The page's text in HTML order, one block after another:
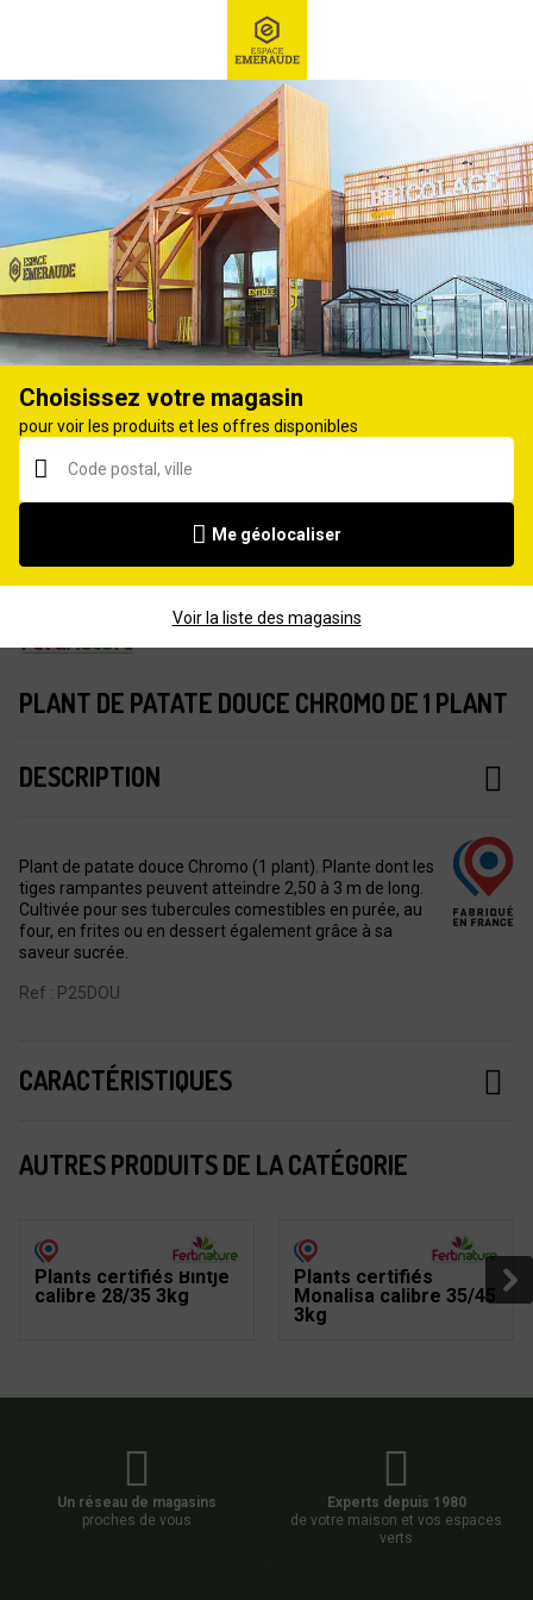
Ex : Robot tondeuse, ...
Pommes de terre
PLANT DE PATATE DOUCE CHROMO DE 1 PLANT
DESCRIPTION
Plant de patate douce Chromo (1 plant). Plante dont les
tiges rampantes peuvent atteindre 2,50 à 3 m de long.
Cultivée pour ses tubercules comestibles en purée, au
four, en frites ou en dessert également grâce à sa
saveur sucrée.
Ref : P25DOU
CARACTÉRISTIQUES
AUTRES PRODUITS DE LA CATÉGORIE
Plants certifiés Bintje
calibre 28/35 3kg
Plants certifiés
Monalisa calibre 35/45
3kg
Un réseau de magasins
proches de vous
Experts depuis 1980
de votre maison et vos espaces
verts
Choisissez votre magasin
pour voir les produits et les offres disponibles
Me géolocaliser
Voir la liste des magasins